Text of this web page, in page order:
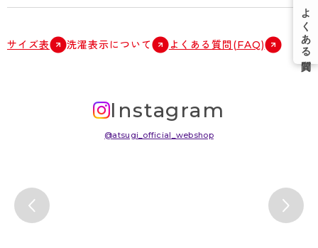
サイズ表 洗濯表示について よくある質問(FAQ)
Instagram
@atsugi_official_webshop